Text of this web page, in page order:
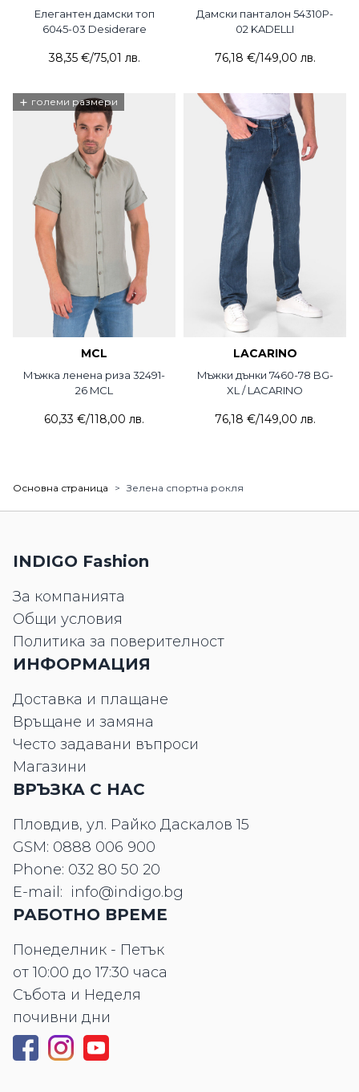
Елегантен дамски топ
6045-03 Desiderare
38,35 €/75,01 лв.
Дамски панталон 54310P-
02 KADELLI
76,18 €/149,00 лв.
+ големи размери
MCL
Мъжка ленена риза 32491-
26 MCL
60,33 €/118,00 лв.
LACARINO
Mъжки дънки 7460-78 BG-
XL / LACARINO
76,18 €/149,00 лв.
Основна страница > Зелена спортна рокля
INDIGO Fashion
За компанията
Общи условия
Политика за поверителност
ИНФОРМАЦИЯ
Доставка и плащане
Връщане и замяна
Често задавани въпроси
Магазини
ВРЪЗКА С НАС
Пловдив, ул. Райко Даскалов 15
GSM: 0888 006 900
Phone: 032 80 50 20
E-mail: info@indigo.bg
РАБОТНО ВРЕМЕ
Понеделник - Петък
от 10:00 до 17:30 часа
Събота и Неделя
почивни дни